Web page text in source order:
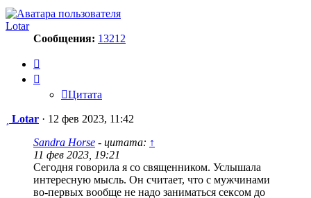
Lotar
Сообщения: 13212
Цитата
Сообщение
Lotar · 12 фев 2023, 11:42
Sandra Horse - цитата: ↑
11 фев 2023, 19:21
Сегодня говорила я со священником. Услышала
интересную мысль. Он считает, что с мужчинами
во-первых вообще не надо заниматься сексом до